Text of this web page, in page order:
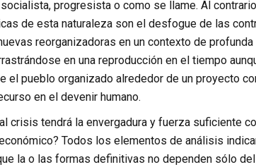
progresista o como se llame. Al
de esta naturaleza son el desfogue de las
reorganizadoras en un contexto de
en una reproducción en el tiempo
el pueblo organizado alrededor de un proyecto
en el devenir humano.
crisis tendrá la envergadura y fuerza suficiente
Todos los elementos de análisis
la o las formas definitivas no dependen sólo